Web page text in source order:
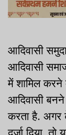
आदिवासी
आदिवासी
में शामिल करने
आदिवासी बनने
करता है. अगर